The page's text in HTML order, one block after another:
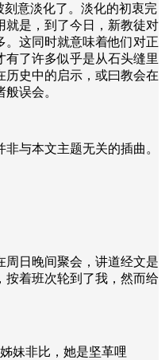
刻意淡化了。淡化的初衷完
就是，到了今日，新教徒对
。这同时就意味着他们对正
了许多似乎是从石头缝里
历史中的启示，或曰教会在
误会。
与本文主题无关的插曲。
周日晚间聚会，讲道经文是
按着班次轮到了我，然而给
妹非比，她是坚革哩